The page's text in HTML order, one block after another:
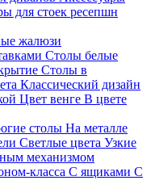
для стоек ресепшн
жалюзи
Столы белые
Столы в
Классический дизайн
Цвет венге В цвете
столы На металле
Светлые цвета Узкие
механизмом
класса С ящиками С